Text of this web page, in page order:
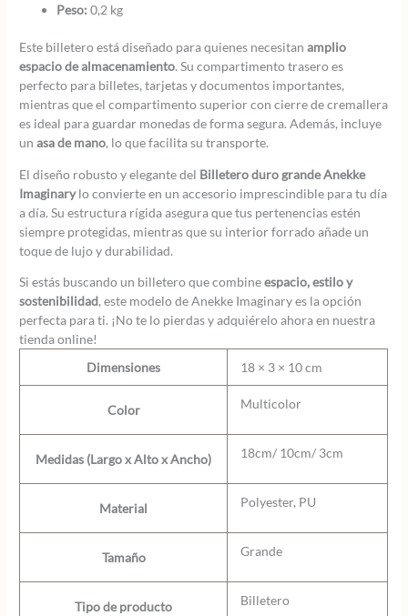
Peso: 0,2 kg
Este billetero está diseñado para quienes necesitanamplio
espacio de almacenamiento. Su compartimento trasero es
perfecto para billetes, tarjetas y documentos importantes,
mientras que el compartimento superior con cierre de cremallera
es ideal para guardar monedas de forma segura. Además, incluye
unasa de mano, lo que facilita su transporte.
El diseño robusto y elegante del Billetero duro grande Anekke
Imaginarylo convierte en un accesorio imprescindible para tu día
a día. Su estructura rígida asegura que tus pertenencias estén
siempre protegidas, mientras que su interior forrado añade un
toque de lujo y durabilidad.
Si estás buscando un billetero que combineespacio, estilo y
sostenibilidad, este modelo de Anekke Imaginary es la opción
perfecta para ti. ¡No te lo pierdas y adquiérelo ahora en nuestra
tienda online!
Dimensiones
18 × 3 × 10 cm
Color Multicolor
Medidas (Largo x Alto x Ancho) 18cm/ 10cm/ 3cm
Material Polyester, PU
Tamaño Grande
Tipo de producto Billetero